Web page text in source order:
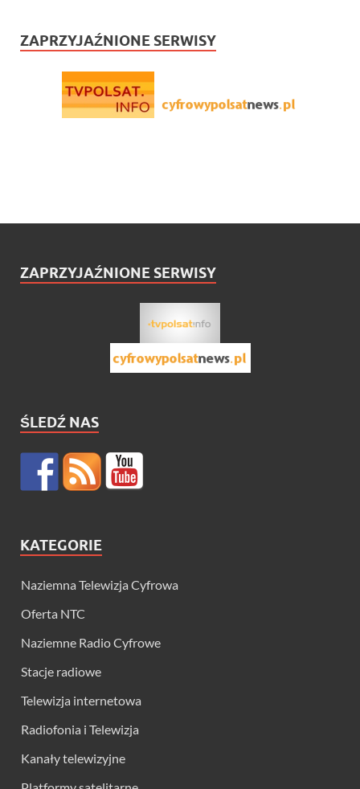
ZAPRZYJAŹNIONE SERWISY
ZAPRZYJAŹNIONE SERWISY
ŚLEDŹ NAS
KATEGORIE
Naziemna Telewizja Cyfrowa
Oferta NTC
Naziemne Radio Cyfrowe
Stacje radiowe
Telewizja internetowa
Radiofonia i Telewizja
Kanały telewizyjne